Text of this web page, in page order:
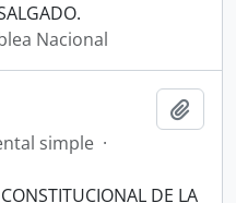
Nacional
simple ·
DE LA